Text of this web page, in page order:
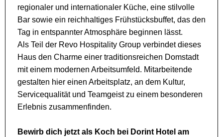
regionaler und internationaler Küche, eine stilvolle
Bar sowie ein reichhaltiges Frühstücksbuffet, das den
Tag in entspannter Atmosphäre beginnen lässt.
Als Teil der Revo Hospitality Group verbindet dieses
Haus den Charme einer traditionsreichen Domstadt
mit einem modernen Arbeitsumfeld. Mitarbeitende
gestalten hier einen Arbeitsplatz, an dem Kultur,
Servicequalität und Teamgeist zu einem besonderen
Erlebnis zusammenfinden.
Bewirb dich jetzt als Koch bei Dorint Hotel am